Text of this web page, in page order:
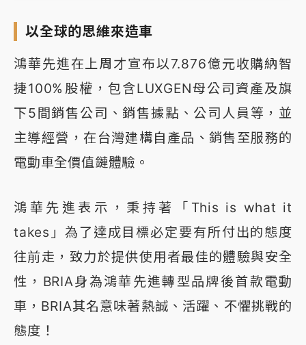
以全球的思維來造車
鴻華先進在上周才宣布以7.876億元收購納智
捷100%股權，包含LUXGEN母公司資產及旗
下5間銷售公司、銷售據點、公司人員等，並
主導經營，在台灣建構自產品、銷售至服務的
電動車全價值鏈體驗。
鴻華先進表示，秉持著「This is what it
takes」為了達成目標必定要有所付出的態度
往前走，致力於提供使用者最佳的體驗與安全
性，BRIA身為鴻華先進轉型品牌後首款電動
車，BRIA其名意味著熱誠、活躍、不懼挑戰的
態度！